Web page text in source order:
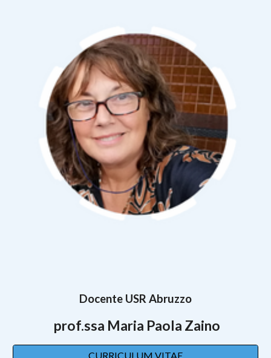
Docente USR Abruzzo
prof.ssa Maria Paola Zaino
CURRICULUM VITAE